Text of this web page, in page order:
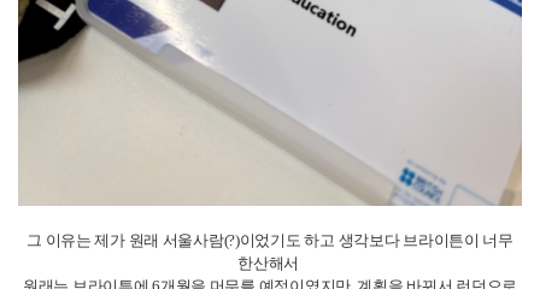
런던으로 옮기자고 생각을 한 후에 홈스테이를 들어갔다가 플랫을 구하게되
면 이사하기도 힘들 것 같고,
브라이튼에서 런던에 가기는 정말 쉬워서 쉽게 뷰잉을 잡을 수 있었습니다!
뷰잉 메세지를 정말 50개정도는 보냈는데 답장온건 겨우 3곳이였고, 하나는
온라인 뷰잉, 두개는 직접 갔는데
하나가 제가 선택한 방이고, 나머지 하나는 정말,.. 아닌 방이 였습니다.